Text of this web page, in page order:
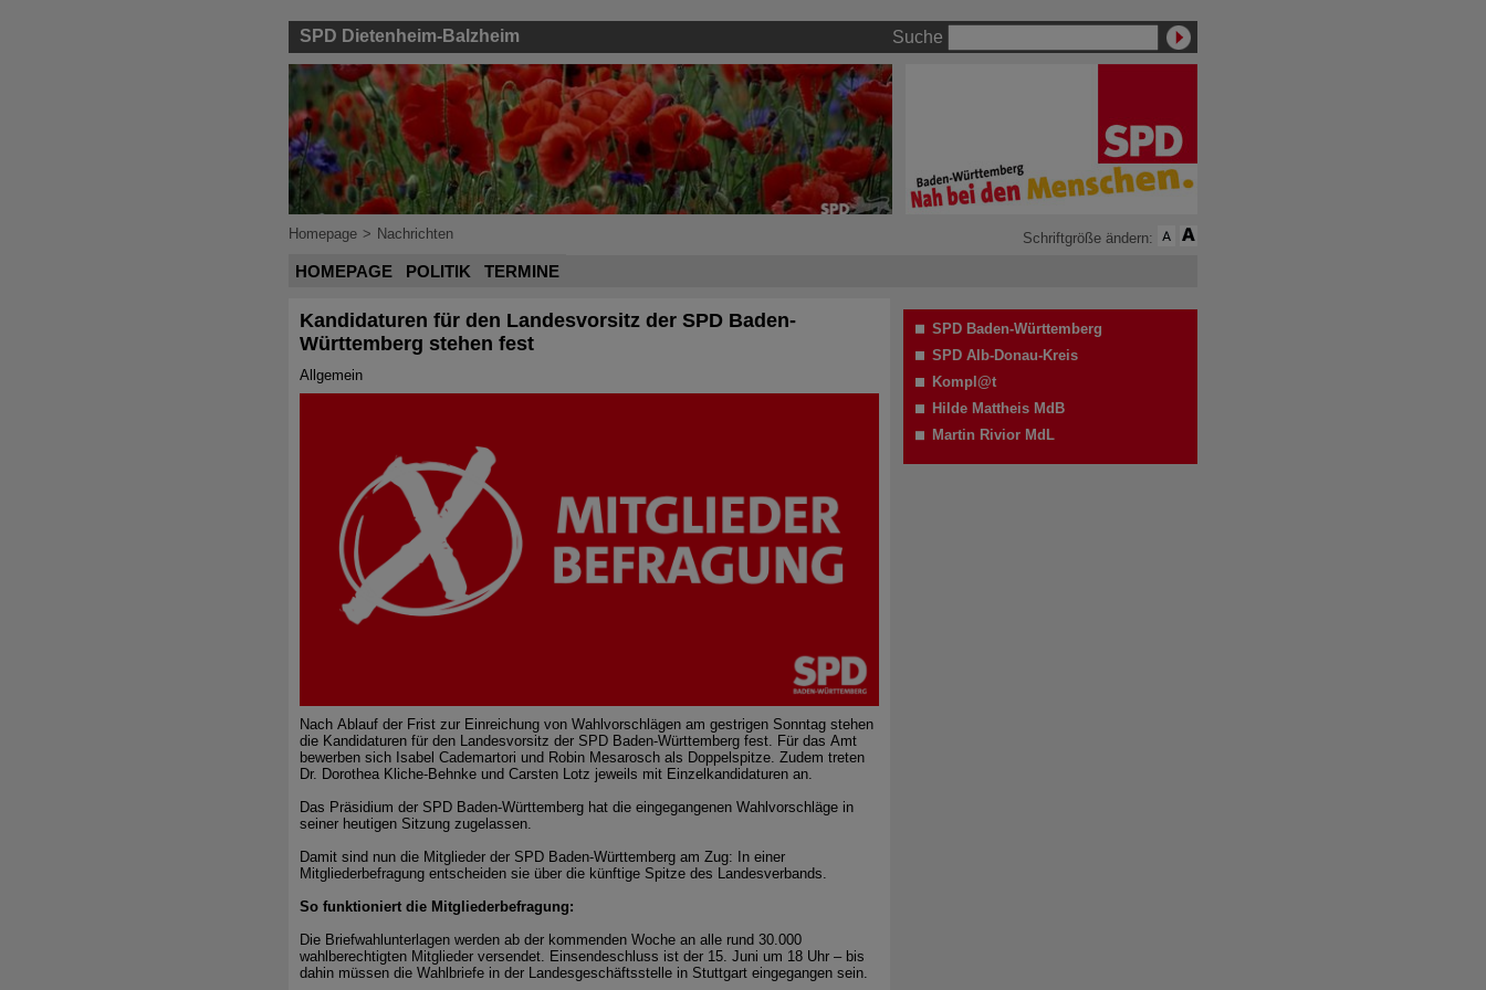
SPD Dietenheim-Balzheim Suche
Homepage > Nachrichten Schriftgröße ändern:
HOMEPAGE POLITIK TERMINE
Kandidaturen für den Landesvorsitz der SPD Baden-
Württemberg stehen fest
Allgemein
Nach Ablauf der Frist zur Einreichung von Wahlvorschlägen am gestrigen Sonntag stehen
die Kandidaturen für den Landesvorsitz der SPD Baden-Württemberg fest. Für das Amt
bewerben sich Isabel Cademartori und Robin Mesarosch als Doppelspitze. Zudem treten
Dr. Dorothea Kliche-Behnke und Carsten Lotz jeweils mit Einzelkandidaturen an.
Das Präsidium der SPD Baden-Württemberg hat die eingegangenen Wahlvorschläge in
seiner heutigen Sitzung zugelassen.
Damit sind nun die Mitglieder der SPD Baden-Württemberg am Zug: In einer
Mitgliederbefragung entscheiden sie über die künftige Spitze des Landesverbands.
So funktioniert die Mitgliederbefragung:
Die Briefwahlunterlagen werden ab der kommenden Woche an alle rund 30.000
wahlberechtigten Mitglieder versendet. Einsendeschluss ist der 15. Juni um 18 Uhr – bis
dahin müssen die Wahlbriefe in der Landesgeschäftsstelle in Stuttgart eingegangen sein.
SPD Baden-Württemberg
SPD Alb-Donau-Kreis
Kompl@t
Hilde Mattheis MdB
Martin Rivior MdL